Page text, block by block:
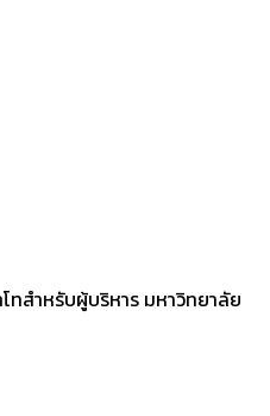
สำหรับผู้บริหาร มหาวิทยาลัย